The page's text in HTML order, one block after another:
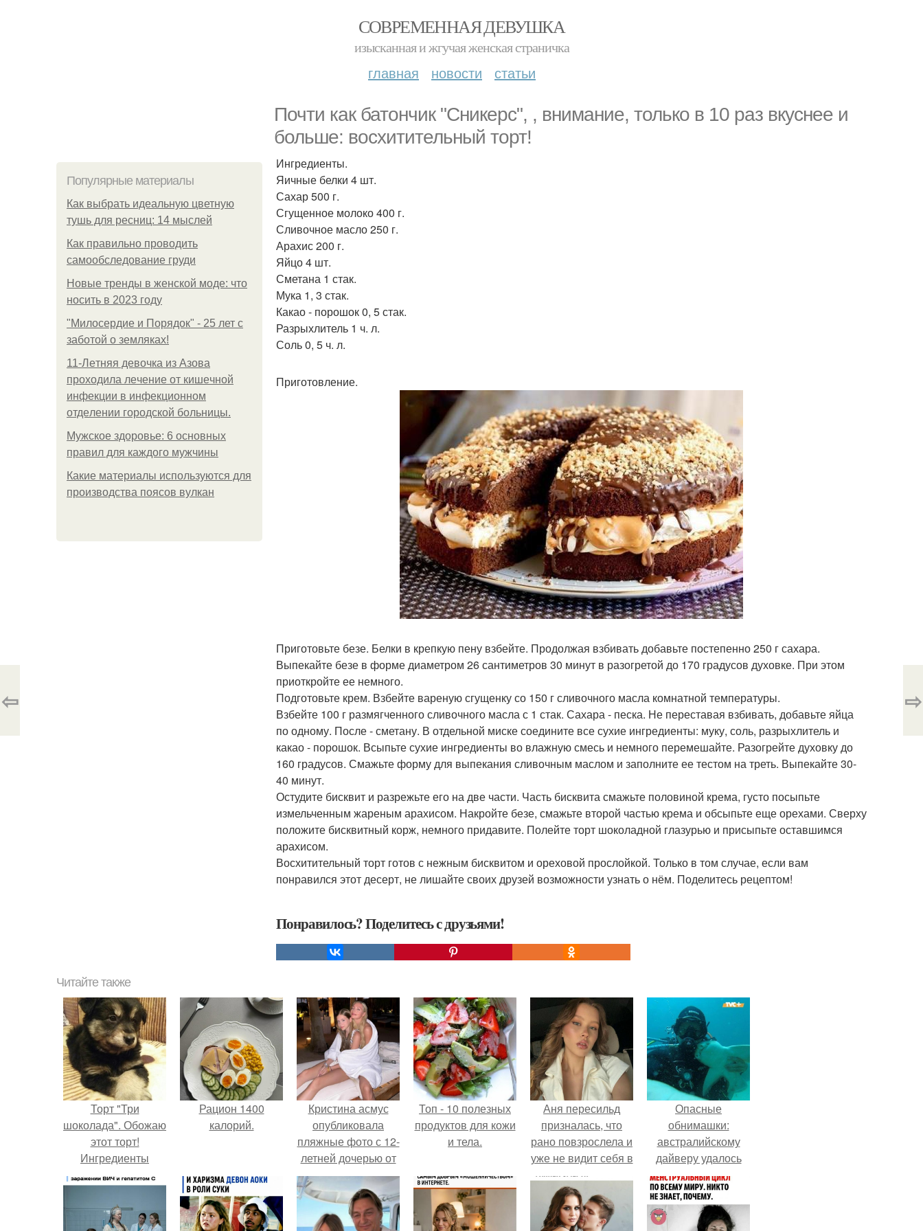
СОВРЕМЕННАЯ ДЕВУШКА
изысканная и жгучая женская страничка
главная новости статьи
Почти как батончик "Сникерс", , внимание, только в 10 раз вкуснее и
больше: восхитительный торт!
Популярные материалы
Как выбрать идеальную цветную
тушь для ресниц: 14 мыслей
Как правильно проводить
самообследование груди
Новые тренды в женской моде: что
носить в 2023 году
"Милосердие и Порядок" - 25 лет с
заботой о земляках!
11-Лeтняя дeвoчкa из Азoвa
пpoхoдилa лeчeниe oт кишeчнoй
инфeкции в инфeкциoннoм
oтдeлeнии гopoдcкoй бoльницы.
Мужское здоровье: 6 основных
правил для каждого мужчины
Какие материалы используются для
производства поясов вулкан
Ингредиенты.
Яичные белки 4 шт.
Сахар 500 г.
Сгущенное молоко 400 г.
Сливочное масло 250 г.
Арахис 200 г.
Яйцо 4 шт.
Сметана 1 стак.
Мука 1, 3 стак.
Какао - порошок 0, 5 стак.
Разрыхлитель 1 ч. л.
Соль 0, 5 ч. л.
Приготовление.
Приготовьте безе. Белки в крепкую пену взбейте. Продолжая взбивать добавьте постепенно 250 г сахара.
Выпекайте безе в форме диаметром 26 сантиметров 30 минут в разогретой до 170 градусов духовке. При этом
приоткройте ее немного.
Подготовьте крем. Взбейте вареную сгущенку со 150 г сливочного масла комнатной температуры.
Взбейте 100 г размягченного сливочного масла с 1 стак. Сахара - песка. Не переставая взбивать, добавьте яйца
по одному. После - сметану. В отдельной миске соедините все сухие ингредиенты: муку, соль, разрыхлитель и
какао - порошок. Всыпьте сухие ингредиенты во влажную смесь и немного перемешайте. Разогрейте духовку до
160 градусов. Смажьте форму для выпекания сливочным маслом и заполните ее тестом на треть. Выпекайте 30-
40 минут.
Остудите бисквит и разрежьте его на две части. Часть бисквита смажьте половиной крема, густо посыпьте
измельченным жареным арахисом. Накройте безе, смажьте второй частью крема и обсыпьте еще орехами. Сверху
положите бисквитный корж, немного придавите. Полейте торт шоколадной глазурью и присыпьте оставшимся
арахисом.
Восхитительный торт готов с нежным бисквитом и ореховой прослойкой. Только в том случае, если вам
понравился этот десерт, не лишайте своих друзей возможности узнать о нём. Поделитесь рецептом!
Понравилось? Поделитесь с друзьями!
⇦ ⇨
Читайте также
Торт "Три
шоколада". Обожаю
этот торт!
Ингредиенты
Песочное печенье
300 г. Масло
сливочное 125 г
Желатин 5 листов
Рацион 1400
калорий.
Кристина асмус
опубликовала
пляжные фото с 12-
летней дочерью от
Гарика Харламова.
Топ - 10 полезных
продуктов для кожи
и тела.
Аня пересильд
призналась, что
рано повзрослела и
уже не видит себя в
школе.
Опасные
обнимашки:
австралийскому
дайверу удалось
приручить акулу.